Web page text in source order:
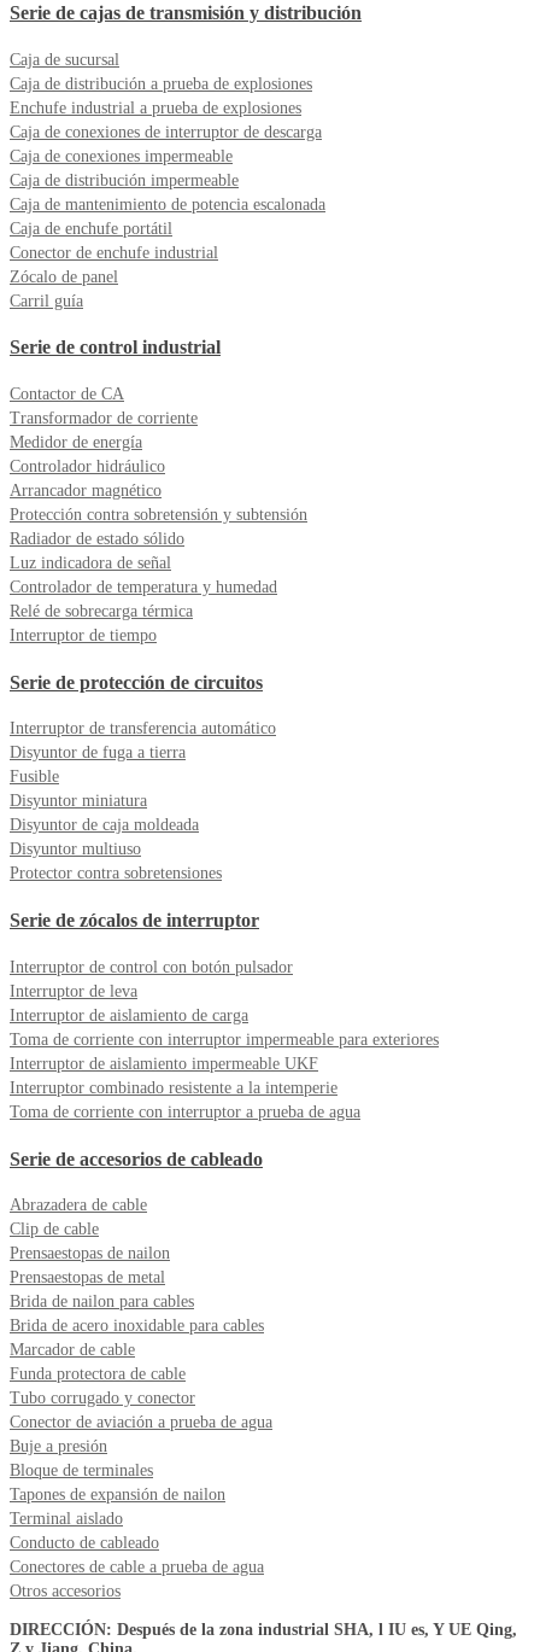
Serie de cajas de transmisión y distribución
Caja de sucursal
Caja de distribución a prueba de explosiones
Enchufe industrial a prueba de explosiones
Caja de conexiones de interruptor de descarga
Caja de conexiones impermeable
Caja de distribución impermeable
Caja de mantenimiento de potencia escalonada
Caja de enchufe portátil
Conector de enchufe industrial
Zócalo de panel
Carril guía
Serie de control industrial
Contactor de CA
Transformador de corriente
Medidor de energía
Controlador hidráulico
Arrancador magnético
Protección contra sobretensión y subtensión
Radiador de estado sólido
Luz indicadora de señal
Controlador de temperatura y humedad
Relé de sobrecarga térmica
Interruptor de tiempo
Serie de protección de circuitos
Interruptor de transferencia automático
Disyuntor de fuga a tierra
Fusible
Disyuntor miniatura
Disyuntor de caja moldeada
Disyuntor multiuso
Protector contra sobretensiones
Serie de zócalos de interruptor
Interruptor de control con botón pulsador
Interruptor de leva
Interruptor de aislamiento de carga
Toma de corriente con interruptor impermeable para exteriores
Interruptor de aislamiento impermeable UKF
Interruptor combinado resistente a la intemperie
Toma de corriente con interruptor a prueba de agua
Serie de accesorios de cableado
Abrazadera de cable
Clip de cable
Prensaestopas de nailon
Prensaestopas de metal
Brida de nailon para cables
Brida de acero inoxidable para cables
Marcador de cable
Funda protectora de cable
Tubo corrugado y conector
Conector de aviación a prueba de agua
Buje a presión
Bloque de terminales
Tapones de expansión de nailon
Terminal aislado
Conducto de cableado
Conectores de cable a prueba de agua
Otros accesorios
DIRECCIÓN: Después de la zona industrial SHA, l IU es, Y UE Qing,